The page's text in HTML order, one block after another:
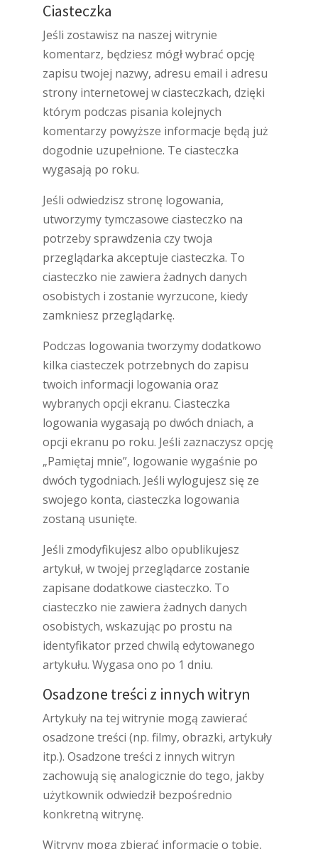
Ciasteczka
Jeśli zostawisz na naszej witrynie
komentarz, będziesz mógł wybrać opcję
zapisu twojej nazwy, adresu email i adresu
strony internetowej w ciasteczkach, dzięki
którym podczas pisania kolejnych
komentarzy powyższe informacje będą już
dogodnie uzupełnione. Te ciasteczka
wygasają po roku.
Jeśli odwiedzisz stronę logowania,
utworzymy tymczasowe ciasteczko na
potrzeby sprawdzenia czy twoja
przeglądarka akceptuje ciasteczka. To
ciasteczko nie zawiera żadnych danych
osobistych i zostanie wyrzucone, kiedy
zamkniesz przeglądarkę.
Podczas logowania tworzymy dodatkowo
kilka ciasteczek potrzebnych do zapisu
twoich informacji logowania oraz
wybranych opcji ekranu. Ciasteczka
logowania wygasają po dwóch dniach, a
opcji ekranu po roku. Jeśli zaznaczysz opcję
„Pamiętaj mnie”, logowanie wygaśnie po
dwóch tygodniach. Jeśli wylogujesz się ze
swojego konta, ciasteczka logowania
zostaną usunięte.
Jeśli zmodyfikujesz albo opublikujesz
artykuł, w twojej przeglądarce zostanie
zapisane dodatkowe ciasteczko. To
ciasteczko nie zawiera żadnych danych
osobistych, wskazując po prostu na
identyfikator przed chwilą edytowanego
artykułu. Wygasa ono po 1 dniu.
Osadzone treści z innych witryn
Artykuły na tej witrynie mogą zawierać
osadzone treści (np. filmy, obrazki, artykuły
itp.). Osadzone treści z innych witryn
zachowują się analogicznie do tego, jakby
użytkownik odwiedził bezpośrednio
konkretną witrynę.
Witryny mogą zbierać informacje o tobie,